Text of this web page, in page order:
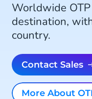
Worldwide
destination,
country.
Contact Sales
More About